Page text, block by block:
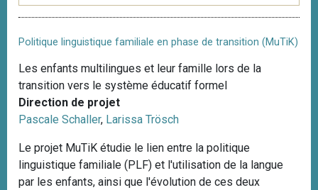
Politique linguistique familiale en phase de transition (MuTiK)
Les enfants multilingues et leur famille lors de la
transition vers le système éducatif formel
Direction de projet
Pascale Schaller, Larissa Trösch
Le projet MuTiK étudie le lien entre la politique
linguistique familiale (PLF) et l'utilisation de la langue
par les enfants, ainsi que l'évolution de ces deux